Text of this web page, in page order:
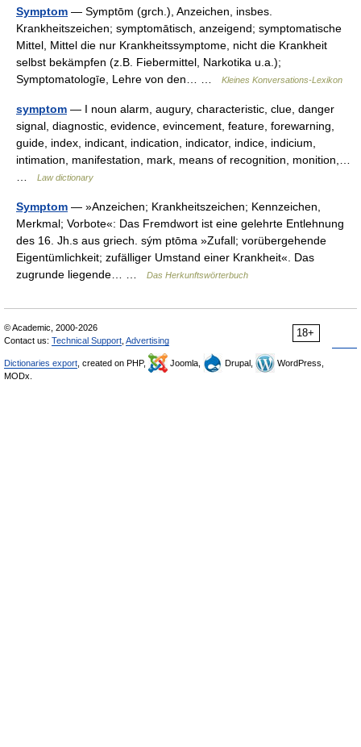
Symptom — Symptōm (grch.), Anzeichen, insbes.
Krankheitszeichen; symptomātisch, anzeigend; symptomatische
Mittel, Mittel die nur Krankheitssymptome, nicht die Krankheit
selbst bekämpfen (z.B. Fiebermittel, Narkotika u.a.);
Symptomatologīe, Lehre von den… …
Kleines Konversations-Lexikon
symptom — I noun alarm, augury, characteristic, clue, danger
signal, diagnostic, evidence, evincement, feature, forewarning,
guide, index, indicant, indication, indicator, indice, indicium,
intimation, manifestation, mark, means of recognition, monition,…
Law dictionary
Symptom — »Anzeichen; Krankheitszeichen; Kennzeichen,
Merkmal; Vorbote«: Das Fremdwort ist eine gelehrte Entlehnung
des 16. Jh.s aus griech. sým ptōma »Zufall; vorübergehende
Eigentümlichkeit; zufälliger Umstand einer Krankheit«. Das
zugrunde liegende… …
Das Herkunftswörterbuch
18+
© Academic, 2000-2026
Contact us: Technical Support Advertising
Dictionaries export , created on PHP, Joomla, Drupal,
WordPress,
MODx.